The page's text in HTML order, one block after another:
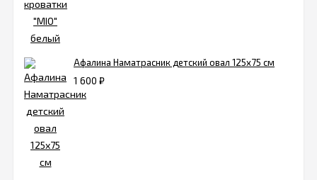
Афалина Наматрасник детский овал 125х75 см
1 600 ₽